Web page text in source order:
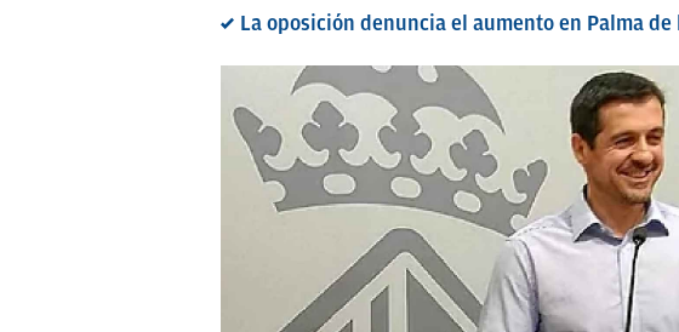
La oposición denuncia el aumento en Palma